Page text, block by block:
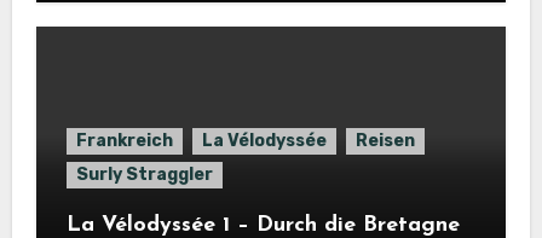
Frankreich La Vélodyssée
Reisen
Surly Straggler
La Vélodyssée 1 – Durch die Bretagne